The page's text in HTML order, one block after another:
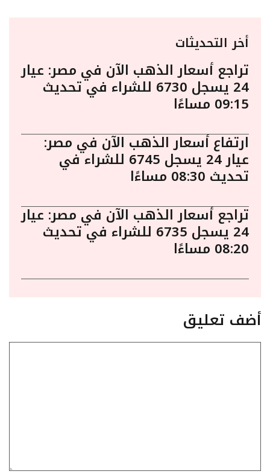
أخر التحديثات
تراجع أسعار الذهب الآن في مصر: عيار
24 يسجل 6730 للشراء في تحديث
09:15 مساءًا
ارتفاع أسعار الذهب الآن في مصر:
عيار 24 يسجل 6745 للشراء في
تحديث 08:30 مساءًا
تراجع أسعار الذهب الآن في مصر: عيار
24 يسجل 6735 للشراء في تحديث
08:20 مساءًا
أضف تعليق